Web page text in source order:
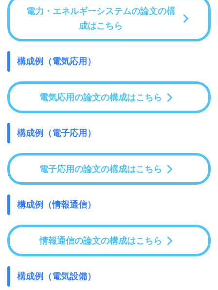
電力・エネルギーシステムの論文の構
成はこちら
構成例（電気応用）
電気応用の論文の構成はこちら
構成例（電子応用）
電子応用の論文の構成はこちら
構成例（情報通信）
情報通信の論文の構成はこちら
構成例（電気設備）